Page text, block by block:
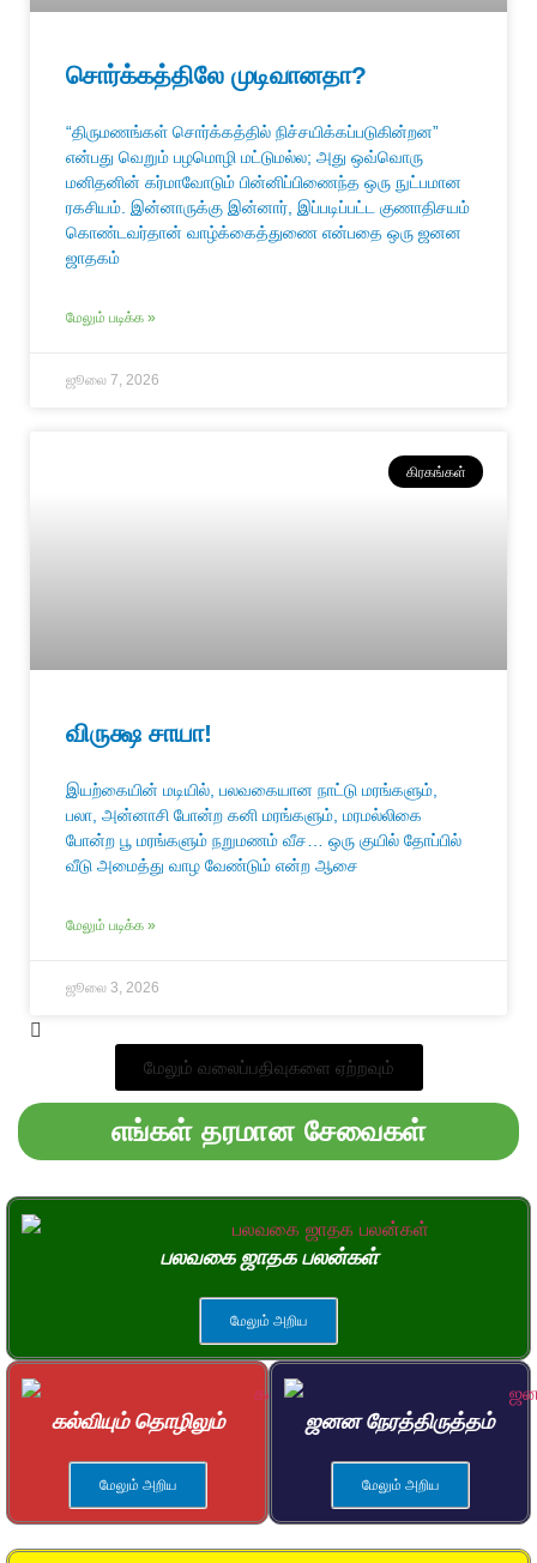
சொர்க்கத்திலே முடிவானதா?
“திருமணங்கள் சொர்க்கத்தில் நிச்சயிக்கப்படுகின்றன”
என்பது வெறும் பழமொழி மட்டுமல்ல; அது ஒவ்வொரு
மனிதனின் கர்மாவோடும் பின்னிப்பிணைந்த ஒரு நுட்பமான
ரகசியம். இன்னாருக்கு இன்னார், இப்படிப்பட்ட குணாதிசயம்
கொண்டவர்தான் வாழ்க்கைத்துணை என்பதை ஒரு ஜனன
ஜாதகம்
மேலும் படிக்க »
ஜூலை 7, 2026
கிரகங்கள்
விருக்ஷ சாயா!
இயற்கையின் மடியில், பலவகையான நாட்டு மரங்களும்,
பலா, அன்னாசி போன்ற கனி மரங்களும், மரமல்லிகை
போன்ற பூ மரங்களும் நறுமணம் வீச… ஒரு குயில் தோப்பில்
வீடு அமைத்து வாழ வேண்டும் என்ற ஆசை
மேலும் படிக்க »
ஜூலை 3, 2026
மேலும் வலைப்பதிவுகளை ஏற்றவும்
எங்கள் தரமான சேவைகள்
பலவகை ஜாதக பலன்கள்
மேலும் அறிய
கல்வியும் தொழிலும்
மேலும் அறிய
ஜனன நேரத்திருத்தம்
மேலும் அறிய